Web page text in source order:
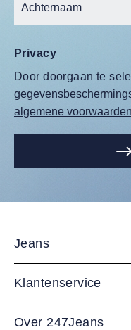
Privacy
Door doorgaan te
algemene voorwaarden
Jeans
Klantenservice
Over 247Jeans